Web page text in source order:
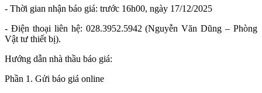
- Thời gian nhận báo giá: trước 16h00, ngày 17/12/2025
- Điện thoại liên hệ: 028.3952.5942 (Nguyễn Văn Dũng – Phòng
Vật tư thiết bị).
Hướng dẫn nhà thầu báo giá:
Phần 1. Gửi báo giá online